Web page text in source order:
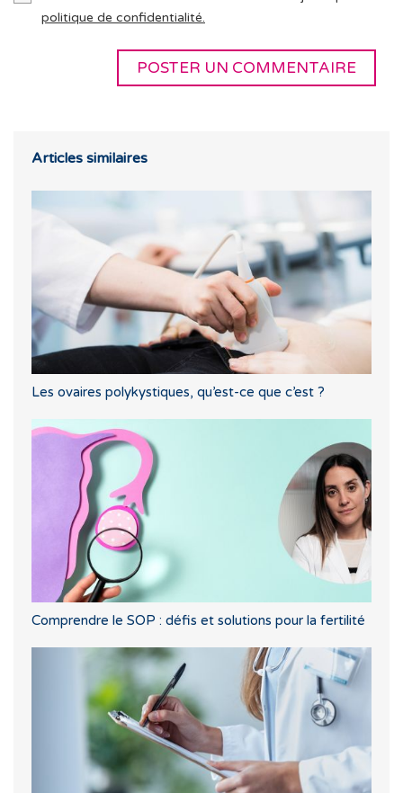
politique de confidentialité.
Articles similaires
Les ovaires polykystiques, qu’est-ce que c’est ?
Comprendre le SOP : défis et solutions pour la fertilité